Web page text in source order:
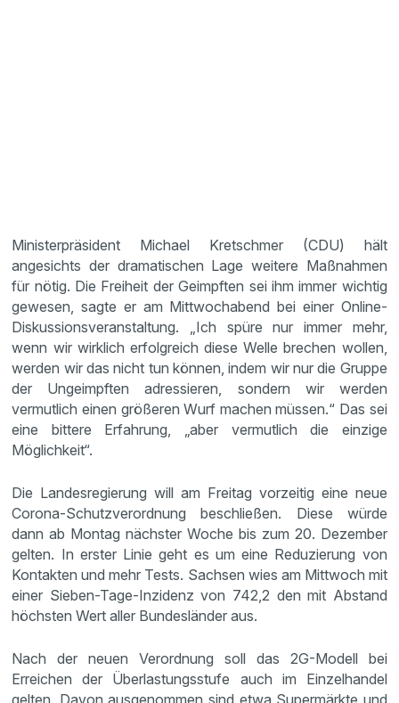
Ministerpräsident Michael Kretschmer (CDU) hält
angesichts der dramatischen Lage weitere Maßnahmen
für nötig. Die Freiheit der Geimpften sei ihm immer wichtig
gewesen, sagte er am Mittwochabend bei einer Online-
Diskussionsveranstaltung. „Ich spüre nur immer mehr,
wenn wir wirklich erfolgreich diese Welle brechen wollen,
werden wir das nicht tun können, indem wir nur die Gruppe
der Ungeimpften adressieren, sondern wir werden
vermutlich einen größeren Wurf machen müssen.“ Das sei
eine bittere Erfahrung, „aber vermutlich die einzige
Möglichkeit“.
Die Landesregierung will am Freitag vorzeitig eine neue
Corona-Schutzverordnung beschließen. Diese würde
dann ab Montag nächster Woche bis zum 20. Dezember
gelten. In erster Linie geht es um eine Reduzierung von
Kontakten und mehr Tests. Sachsen wies am Mittwoch mit
einer Sieben-Tage-Inzidenz von 742,2 den mit Abstand
höchsten Wert aller Bundesländer aus.
Nach der neuen Verordnung soll das 2G-Modell bei
Erreichen der Überlastungsstufe auch im Einzelhandel
gelten. Davon ausgenommen sind etwa Supermärkte und